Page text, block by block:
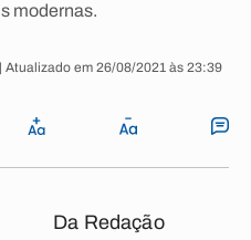
modernas.
Atualizado em 26/08/2021 às 23:39
Da Redação